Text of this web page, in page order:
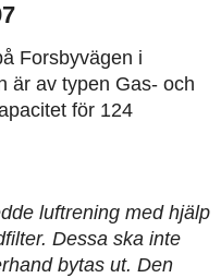
Forsbyvägen i
är av typen Gas- och
för 124
luftrening med hjälp
Dessa ska inte
bytas ut. Den